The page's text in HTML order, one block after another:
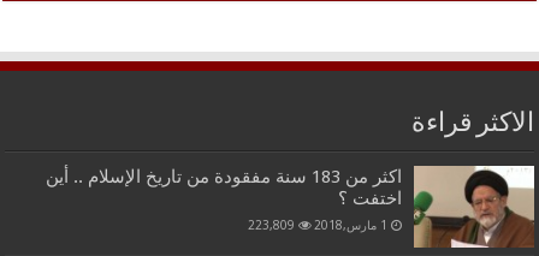
الاكثر قراءة
اكثر من 183 سنة مفقودة من تاريخ الإسلام .. أين
اختفت ؟
1 مارس,2018 223,809